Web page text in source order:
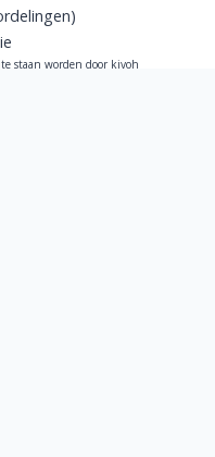
staan worden door kiyoh